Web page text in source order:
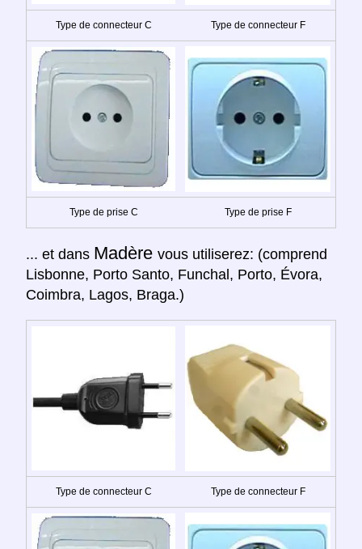
Type de connecteur C Type de connecteur F
Type de prise C Type de prise F
... et dans Madère vous utiliserez: (comprend
Lisbonne, Porto Santo, Funchal, Porto, Évora,
Coimbra, Lagos, Braga.)
Type de connecteur C Type de connecteur F